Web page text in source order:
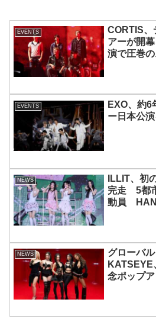
EVENTS
CORTIS、
アーが開
演で圧巻
EVENTS
EXO、約6
ー日本公
NEWS
ILLIT、初
完走 5都
動員
NEWS
グローバ
KATSEYE
念ポップ